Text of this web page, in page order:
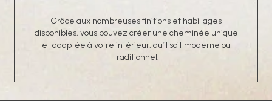
Grâce aux nombreuses finitions et habillages
disponibles, vous pouvez créer une cheminée unique
et adaptée à votre intérieur, qu’il soit moderne ou
traditionnel.